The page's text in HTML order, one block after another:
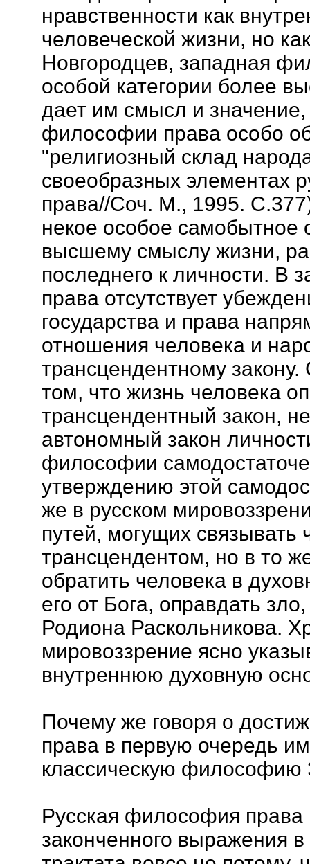
нравственности как
человеческой жизни, но
Новгородцев, западная
особой категории более
дает им смысл и значение,
философии права особо
"религиозный склад
своеобразных элементах
права//Соч. М., 1995.
некое особое самобытное
высшему смыслу жизни,
последнего к личности. В
права отсутствует
государства и права
отношения человека и
трансцендентному
том, что жизнь человека
трансцендентный закон,
автономный закон
философии
утверждению этой
же в русском
путей, могущих связывать
трансцендентом, но в то
обратить человека в
его от Бога, оправдать
Родиона Раскольникова.
мировоззрение ясно
внутреннюю духовную
Почему же говоря о
права в первую очередь
классическую философию
Русская философия права
законченного выражения